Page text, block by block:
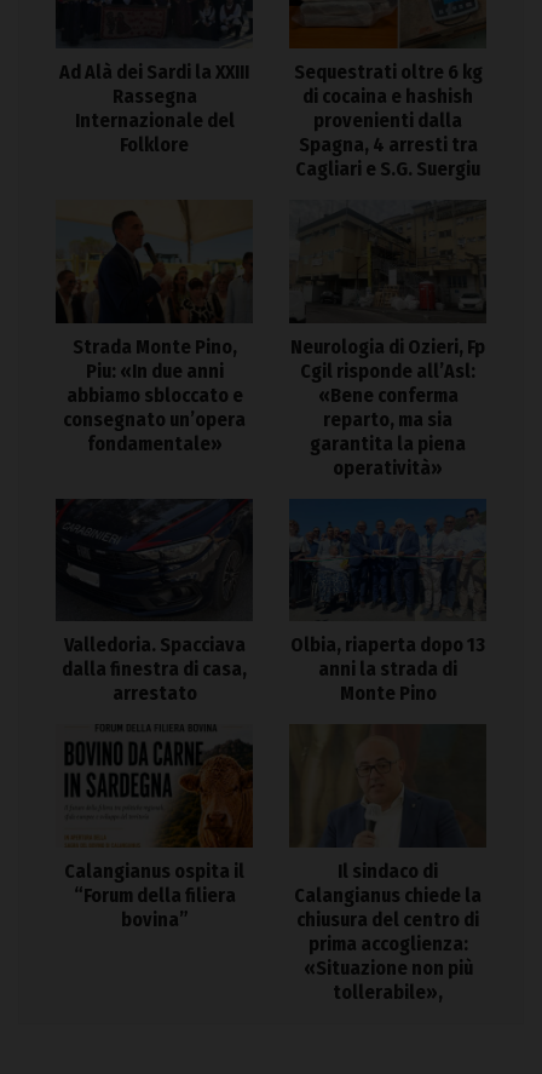
Ad Alà dei Sardi la XXIII
Rassegna
Internazionale del
Folklore
Sequestrati oltre 6 kg
di cocaina e hashish
provenienti dalla
Spagna, 4 arresti tra
Cagliari e S.G. Suergiu
Strada Monte Pino,
Piu: «In due anni
abbiamo sbloccato e
consegnato un’opera
fondamentale»
Neurologia di Ozieri, Fp
Cgil risponde all’Asl:
«Bene conferma
reparto, ma sia
garantita la piena
operatività»
Valledoria. Spacciava
dalla finestra di casa,
arrestato
Olbia, riaperta dopo 13
anni la strada di
Monte Pino
Calangianus ospita il
“Forum della filiera
bovina”
Il sindaco di
Calangianus chiede la
chiusura del centro di
prima accoglienza:
«Situazione non più
tollerabile»,